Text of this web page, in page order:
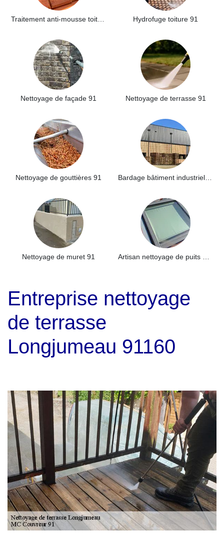
Hydrofuge toiture 91
Nettoyage de façade 91 Nettoyage de terrasse 91
Nettoyage de gouttières 91
Nettoyage de muret 91
Entreprise nettoyage
de terrasse
Longjumeau 91160